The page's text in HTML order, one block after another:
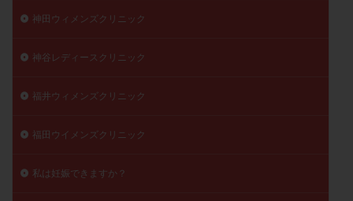
神田ウィメンズクリニック
神谷レディースクリニック
福井ウィメンズクリニック
福田ウイメンズクリニック
私は妊娠できますか？